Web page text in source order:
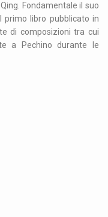
Fondamentale il suo
primo libro pubblicato in
di composizioni tra cui
a Pechino durante le